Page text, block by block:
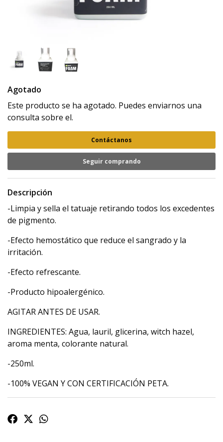
Agotado
Este producto se ha agotado. Puedes enviarnos una
consulta sobre el.
Contáctanos
Seguir comprando
Descripción
-Limpia y sella el tatuaje retirando todos los excedentes
de pigmento.
-Efecto hemostático que reduce el sangrado y la
irritación.
-Efecto refrescante.
-Producto hipoalergénico.
AGITAR ANTES DE USAR.
INGREDIENTES: Agua, lauril, glicerina, witch hazel,
aroma menta, colorante natural.
-250ml.
-100% VEGAN Y CON CERTIFICACIÓN PETA.